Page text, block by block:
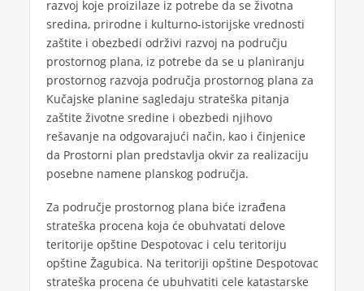
razvoj koje proizilaze iz potrebe da se životna
sredina, prirodne i kulturno-istorijske vrednosti
zaštite i obezbedi održivi razvoj na području
prostornog plana, iz potrebe da se u planiranju
prostornog razvoja područja prostornog plana za
Kučajske planine sagledaju strateška pitanja
zaštite životne sredine i obezbedi njihovo
rešavanje na odgovarajući način, kao i činjenice
da Prostorni plan predstavlja okvir za realizaciju
posebne namene planskog područja.
Za područje prostornog plana biće izrađena
strateška procena koja će obuhvatati delove
teritorije opštine Despotovac i celu teritoriju
opštine Žagubica. Na teritoriji opštine Despotovac
strateška procena će ubuhvatiti cele katastarske